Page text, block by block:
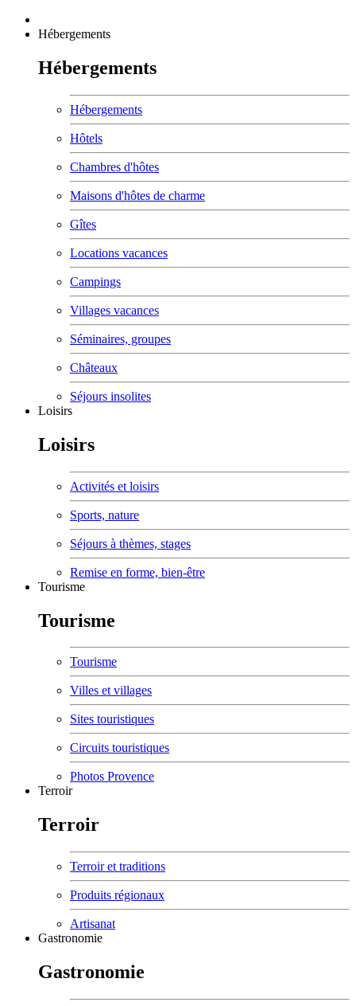
Hébergements
Hébergements
Hébergements
Hôtels
Chambres d'hôtes
Maisons d'hôtes de charme
Gîtes
Locations vacances
Campings
Villages vacances
Séminaires, groupes
Châteaux
Séjours insolites
Loisirs
Loisirs
Activités et loisirs
Sports, nature
Séjours à thèmes, stages
Remise en forme, bien-être
Tourisme
Tourisme
Tourisme
Villes et villages
Sites touristiques
Circuits touristiques
Photos Provence
Terroir
Terroir
Terroir et traditions
Produits régionaux
Artisanat
Gastronomie
Gastronomie